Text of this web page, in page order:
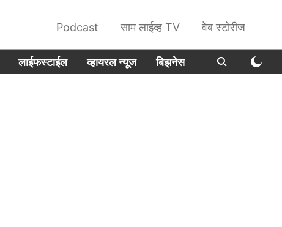
Podcast साम लाईव्ह TV वेब स्टोरीज
लाईफस्टाईल व्हायरल न्यूज बिझनेस